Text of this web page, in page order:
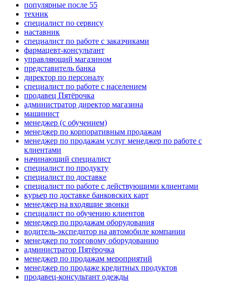
популярные после 55
техник
специалист по сервису
наставник
специалист по работе с заказчиками
фармацевт-консультант
управляющий магазином
представитель банка
директор по персоналу
специалист по работе с населением
продавец Пятёрочка
администратор директор магазина
машинист
менеджер (с обучением)
менеджер по корпоративным продажам
менеджер по продажам услуг менеджер по работе с
клиентами
начинающий специалист
специалист по продукту
специалист по доставке
специалист по работе с действующими клиентами
курьер по доставке банковских карт
менеджер на входящие звонки
специалист по обучению клиентов
менеджер по продажам оборудования
водитель-экспедитор на автомобиле компании
менеджер по торговому оборудованию
администратор Пятёрочка
менеджер по продажам мероприятий
менеджер по продаже кредитных продуктов
продавец-консультант одежды